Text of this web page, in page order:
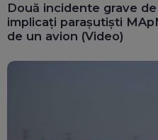
Două incidente grave
implicați parașutiști
de un avion (Video)